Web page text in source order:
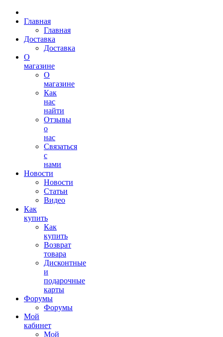
Главная
Главная
Доставка
Доставка
О
магазине
О
магазине
Как
нас
найти
Отзывы
о
нас
Связаться
с
нами
Новости
Новости
Статьи
Видео
Как
купить
Как
купить
Возврат
товара
Дисконтные
и
подарочные
карты
Форумы
Форумы
Мой
кабинет
Мой